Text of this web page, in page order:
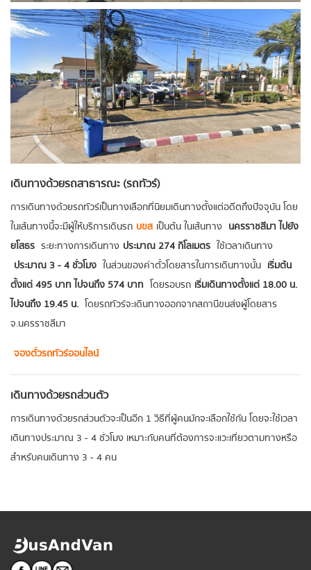
เดินทางด้วยรถสาธารณะ (รถทัวร์)
การเดินทางด้วยรถทัวร์เป็นทางเลือกที่นิยมเดินทางตั้งแต่อดีตถึงปัจจุบัน โดย
ในเส้นทางนี้จะมีผู้ให้บริการเดินรถ บขส เป็นต้น ในเส้นทาง นครราชสีมา ไปยัง
ยโสธร ระยะทางการเดินทาง ประมาณ 274 กิโลเมตร ใช้เวลาเดินทาง
ประมาณ 3 - 4 ชั่วโมง ในส่วนของค่าตั๋วโดยสารในการเดินทางนั้น เริ่มต้น
ตั้งแต่ 495 บาท ไปจนถึง 574 บาท โดยรอบรถ เริ่มเดินทางตั้งแต่ 18.00 น.
ไปจนถึง 19.45 น. โดยรถทัวร์จะเดินทางออกจาก สถานีขนส่งผู้โดยสาร
จ.นครราชสีมา
จองตั๋วรถทัวร์ออนไลน์
เดินทางด้วยรถส่วนตัว
การเดินทางด้วยรถส่วนตัวจะเป็นอีก 1 วิธีที่ผู้คนมักจะเลือกใช้กัน โดยจะใช้เวลา
เดินทางประมาณ 3 - 4 ชั่วโมง เหมาะกับคนที่ต้องการจะแวะเที่ยวตามทางหรือ
สำหรับคนเดินทาง 3 - 4 คน